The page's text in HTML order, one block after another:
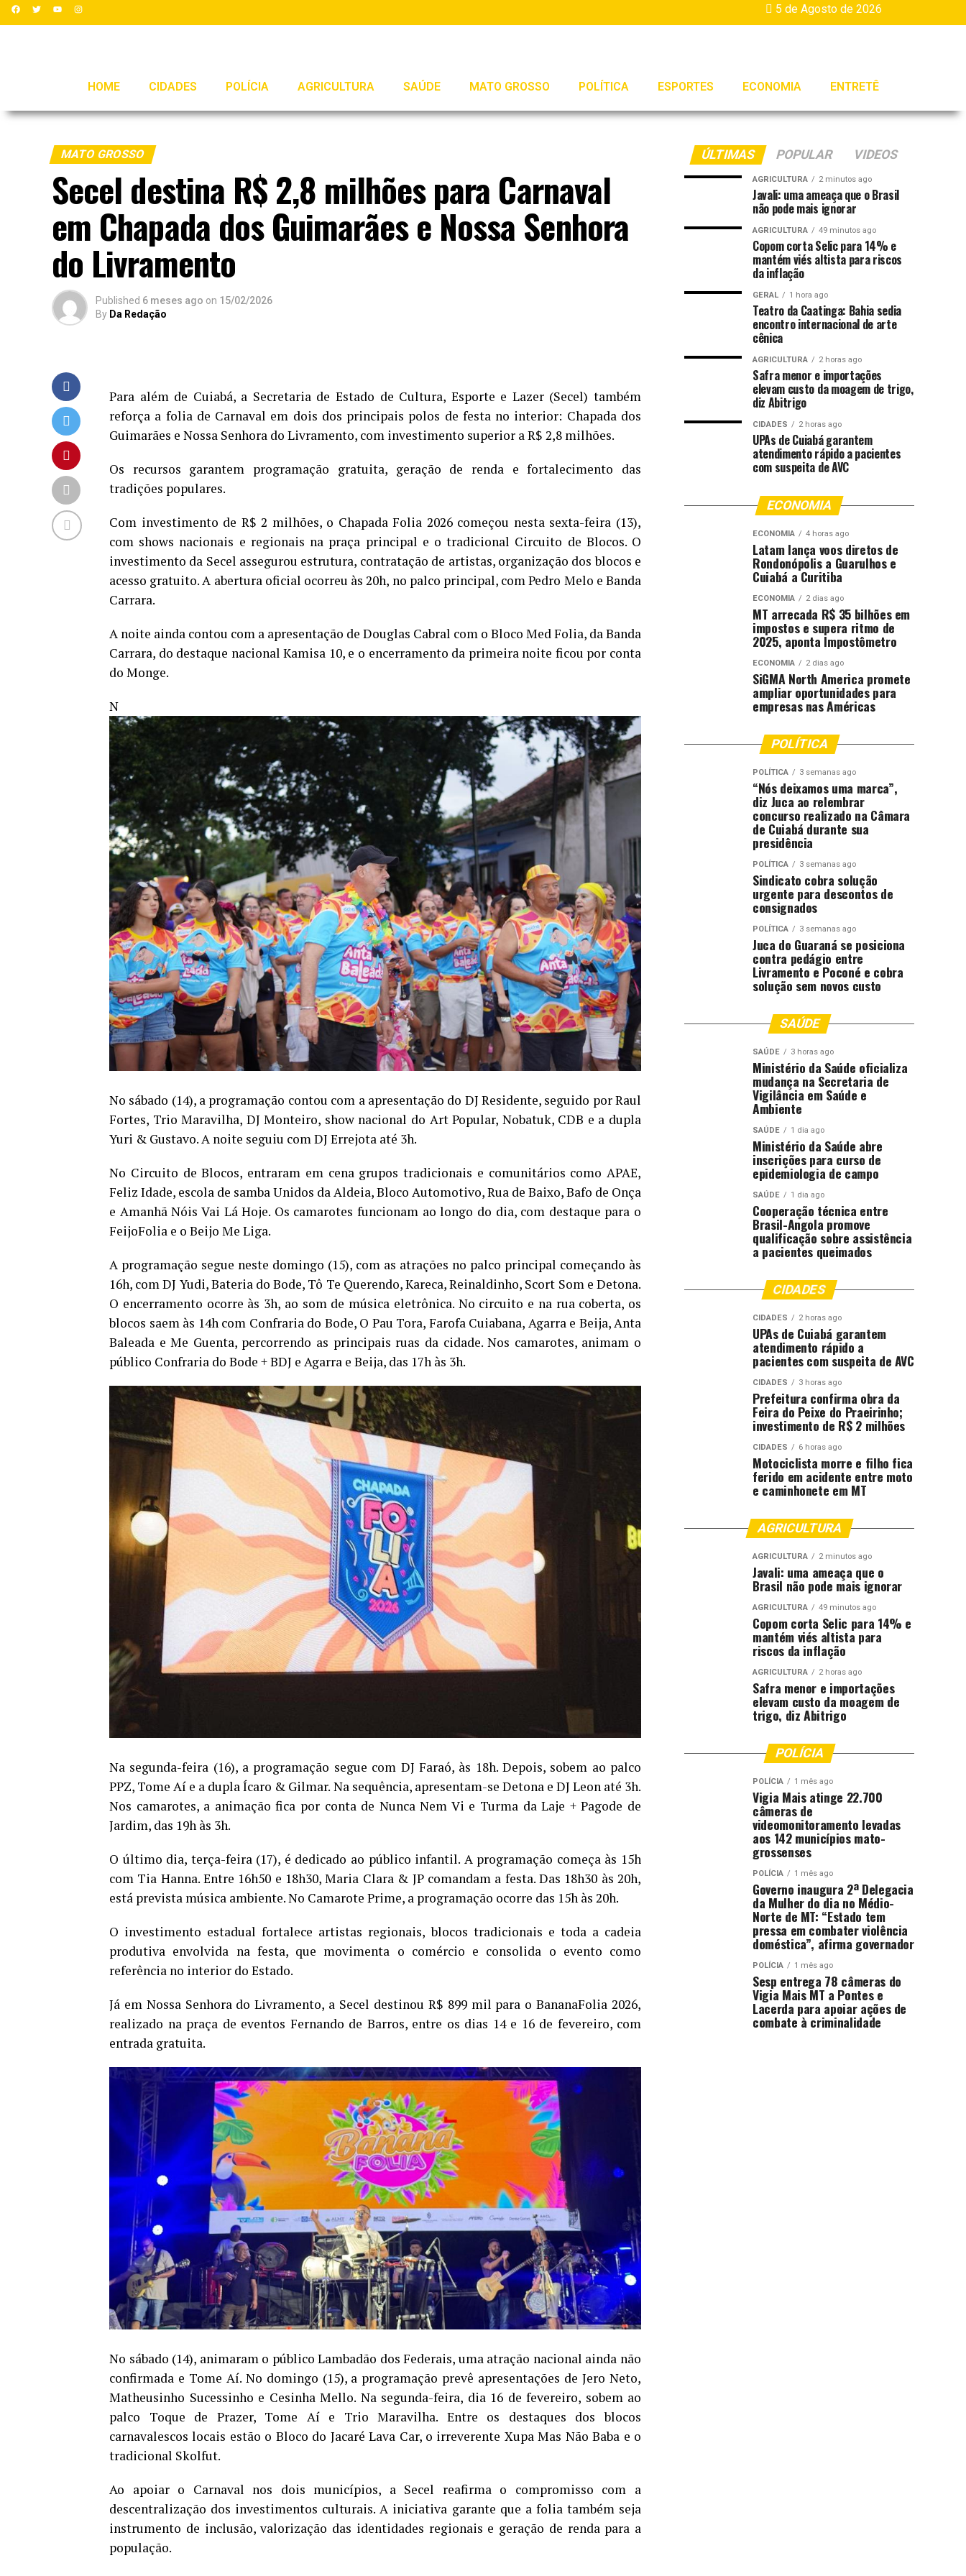
5 de Agosto de 2026
HOME CIDADES POLÍCIA AGRICULTURA SAÚDE MATO GROSSO POLÍTICA ESPORTES ECONOMIA ENTRETÊ
MATO GROSSO
Secel destina R$ 2,8 milhões para Carnaval
em Chapada dos Guimarães e Nossa Senhora
do Livramento
Published 6 meses ago on 15/02/2026
By Da Redação
Para além de Cuiabá, a Secretaria de Estado de Cultura, Esporte e Lazer (Secel) também
reforça a folia de Carnaval em dois dos principais polos de festa no interior: Chapada dos
Guimarães e Nossa Senhora do Livramento, com investimento superior a R$ 2,8 milhões.
Os recursos garantem programação gratuita, geração de renda e fortalecimento das
tradições populares.
Com investimento de R$ 2 milhões, o Chapada Folia 2026 começou nesta sexta-feira (13),
com shows nacionais e regionais na praça principal e o tradicional Circuito de Blocos. O
investimento da Secel assegurou estrutura, contratação de artistas, organização dos blocos e
acesso gratuito. A abertura oficial ocorreu às 20h, no palco principal, com Pedro Melo e Banda
Carrara.
A noite ainda contou com a apresentação de Douglas Cabral com o Bloco Med Folia, da Banda
Carrara, do destaque nacional Kamisa 10, e o encerramento da primeira noite ficou por conta
do Monge.
N
No sábado (14), a programação contou com a apresentação do DJ Residente, seguido por Raul
Fortes, Trio Maravilha, DJ Monteiro, show nacional do Art Popular, Nobatuk, CDB e a dupla
Yuri & Gustavo. A noite seguiu com DJ Errejota até 3h.
No Circuito de Blocos, entraram em cena grupos tradicionais e comunitários como APAE,
Feliz Idade, escola de samba Unidos da Aldeia, Bloco Automotivo, Rua de Baixo, Bafo de Onça
e Amanhã Nóis Vai Lá Hoje. Os camarotes funcionam ao longo do dia, com destaque para o
FeijoFolia e o Beijo Me Liga.
A programação segue neste domingo (15), com as atrações no palco principal começando às
16h, com DJ Yudi, Bateria do Bode, Tô Te Querendo, Kareca, Reinaldinho, Scort Som e Detona.
O encerramento ocorre às 3h, ao som de música eletrônica. No circuito e na rua coberta, os
blocos saem às 14h com Confraria do Bode, O Pau Tora, Farofa Cuiabana, Agarra e Beija, Anta
Baleada e Me Guenta, percorrendo as principais ruas da cidade. Nos camarotes, animam o
público Confraria do Bode + BDJ e Agarra e Beija, das 17h às 3h.
Na segunda-feira (16), a programação segue com DJ Faraó, às 18h. Depois, sobem ao palco
PPZ, Tome Aí e a dupla Ícaro & Gilmar. Na sequência, apresentam-se Detona e DJ Leon até 3h.
Nos camarotes, a animação fica por conta de Nunca Nem Vi e Turma da Laje + Pagode de
Jardim, das 19h às 3h.
O último dia, terça-feira (17), é dedicado ao público infantil. A programação começa às 15h
com Tia Hanna. Entre 16h50 e 18h30, Maria Clara & JP comandam a festa. Das 18h30 às 20h,
está prevista música ambiente. No Camarote Prime, a programação ocorre das 15h às 20h.
O investimento estadual fortalece artistas regionais, blocos tradicionais e toda a cadeia
produtiva envolvida na festa, que movimenta o comércio e consolida o evento como
referência no interior do Estado.
Já em Nossa Senhora do Livramento, a Secel destinou R$ 899 mil para o BananaFolia 2026,
realizado na praça de eventos Fernando de Barros, entre os dias 14 e 16 de fevereiro, com
entrada gratuita.
No sábado (14), animaram o público Lambadão dos Federais, uma atração nacional ainda não
confirmada e Tome Aí. No domingo (15), a programação prevê apresentações de Jero Neto,
Matheusinho Sucessinho e Cesinha Mello. Na segunda-feira, dia 16 de fevereiro, sobem ao
palco Toque de Prazer, Tome Aí e Trio Maravilha. Entre os destaques dos blocos
carnavalescos locais estão o Bloco do Jacaré Lava Car, o irreverente Xupa Mas Não Baba e o
tradicional Skolfut.
Ao apoiar o Carnaval nos dois municípios, a Secel reafirma o compromisso com a
descentralização dos investimentos culturais. A iniciativa garante que a folia também seja
instrumento de inclusão, valorização das identidades regionais e geração de renda para a
população.
ÚLTIMAS POPULAR VIDEOS
AGRICULTURA 2 minutos ago
Javali: uma ameaça que o Brasil
não pode mais ignorar
AGRICULTURA 49 minutos ago
Copom corta Selic para 14% e
mantém viés altista para riscos
da inflação
GERAL 1 hora ago
Teatro da Caatinga: Bahia sedia
encontro internacional de arte
cênica
AGRICULTURA 2 horas ago
Safra menor e importações
elevam custo da moagem de trigo,
diz Abitrigo
CIDADES 2 horas ago
UPAs de Cuiabá garantem
atendimento rápido a pacientes
com suspeita de AVC
ECONOMIA
ECONOMIA 4 horas ago
Latam lança voos diretos de
Rondonópolis a Guarulhos e
Cuiabá a Curitiba
ECONOMIA 2 dias ago
MT arrecada R$ 35 bilhões em
impostos e supera ritmo de
2025, aponta Impostômetro
ECONOMIA 2 dias ago
SiGMA North America promete
ampliar oportunidades para
empresas nas Américas
POLÍTICA
POLÍTICA 3 semanas ago
“Nós deixamos uma marca”,
diz Juca ao relembrar
concurso realizado na Câmara
de Cuiabá durante sua
presidência
POLÍTICA 3 semanas ago
Sindicato cobra solução
urgente para descontos de
consignados
POLÍTICA 3 semanas ago
Juca do Guaraná se posiciona
contra pedágio entre
Livramento e Poconé e cobra
solução sem novos custo
SAÚDE
SAÚDE 3 horas ago
Ministério da Saúde oficializa
mudança na Secretaria de
Vigilância em Saúde e
Ambiente
SAÚDE 1 dia ago
Ministério da Saúde abre
inscrições para curso de
epidemiologia de campo
SAÚDE 1 dia ago
Cooperação técnica entre
Brasil-Angola promove
qualificação sobre assistência
a pacientes queimados
CIDADES
CIDADES 2 horas ago
UPAs de Cuiabá garantem
atendimento rápido a
pacientes com suspeita de AVC
CIDADES 3 horas ago
Prefeitura confirma obra da
Feira do Peixe do Praeirinho;
investimento de R$ 2 milhões
CIDADES 6 horas ago
Motociclista morre e filho fica
ferido em acidente entre moto
e caminhonete em MT
AGRICULTURA
AGRICULTURA 2 minutos ago
Javali: uma ameaça que o
Brasil não pode mais ignorar
AGRICULTURA 49 minutos ago
Copom corta Selic para 14% e
mantém viés altista para
riscos da inflação
AGRICULTURA 2 horas ago
Safra menor e importações
elevam custo da moagem de
trigo, diz Abitrigo
POLÍCIA
POLÍCIA 1 mês ago
Vigia Mais atinge 22.700
câmeras de
videomonitoramento levadas
aos 142 municípios mato-
grossenses
POLÍCIA 1 mês ago
Governo inaugura 2ª Delegacia
da Mulher do dia no Médio-
Norte de MT: “Estado tem
pressa em combater violência
doméstica”, afirma governador
POLÍCIA 1 mês ago
Sesp entrega 78 câmeras do
Vigia Mais MT a Pontes e
Lacerda para apoiar ações de
combate à criminalidade